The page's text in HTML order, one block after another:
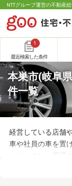
NTTグループ運営の不動産
1
最近検索した条件
本巣市(岐阜
件一覧
経営している店舗
車や社員の車を置
ったときは、周辺
め。店舗や事務所